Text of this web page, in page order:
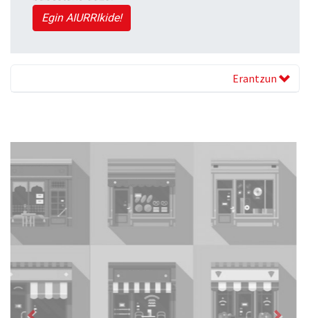
Egin AIURRIkide!
Erantzun
Previous